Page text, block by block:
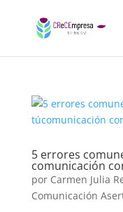
5 errores
comunicación
por Carmen Julia
Comunicación